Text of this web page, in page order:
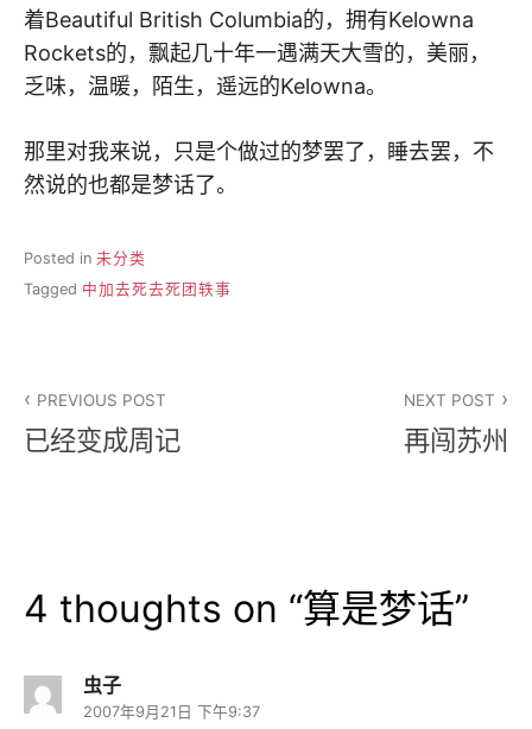
着Beautiful British Columbia的，拥有Kelowna
Rockets的，飘起几十年一遇满天大雪的，美丽，
乏味，温暖，陌生，遥远的Kelowna。
那里对我来说，只是个做过的梦罢了，睡去罢，不
然说的也都是梦话了。
Posted in 未分类
Tagged 中加去死去死团轶事
章
PREVIOUS POST
已经变成周记
NEXT POST
再闯苏州
4 thoughts on “算是梦话”
虫子
2007年9月21日 下午9:37